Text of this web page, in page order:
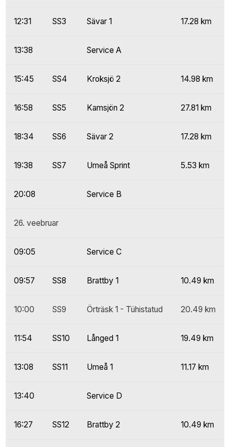
12:31 SS3 Sävar 1 17.28 km
13:38 Service A
15:45 SS4 Kroksjö 2 14.98 km
16:58 SS5 Kamsjön 2 27.81 km
18:34 SS6 Sävar 2 17.28 km
19:38 SS7 Umeå Sprint 5.53 km
20:08 Service B
26. veebruar
09:05 Service C
09:57 SS8 Brattby 1 10.49 km
10:00 SS9 Örträsk 1 - Tühistatud 20.49 km
11:54 SS10 Långed 1 19.49 km
13:08 SS11 Umeå 1 11.17 km
13:40 Service D
16:27 SS12 Brattby 2 10.49 km